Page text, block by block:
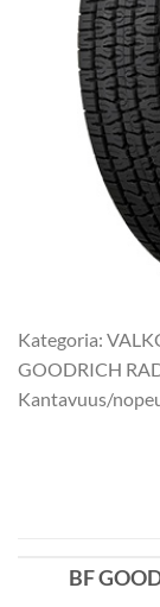
Kategoria:
GOODRICH
Kantavuus/
BF